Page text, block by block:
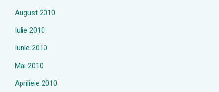
August 2010
Iulie 2010
Iunie 2010
Mai 2010
Aprilieie 2010